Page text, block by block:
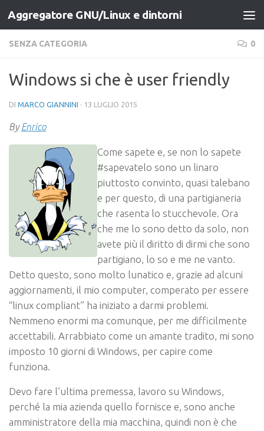
Salta al contenuto
Aggregatore GNU/Linux e dintorni
SENZA CATEGORIA 0
Windows si che è user friendly
DI MARCO GIANNINI · 13 LUGLIO 2015
ByEnrico
Come sapete e, se non lo sapete
#sapevatelo sono un linaro
piuttosto convinto, quasi talebano
e per questo, di una partigianeria
che rasenta lo stucchevole. Ora
che me lo sono detto da solo, non
avete più il diritto di dirmi che sono
partigiano, lo so e me ne vanto.
Detto questo, sono molto lunatico e, grazie ad alcuni
aggiornamenti, il mio computer, comperato per essere
“linux compliant” ha iniziato a darmi problemi.
Nemmeno enormi ma comunque, per me difficilmente
accettabili. Arrabbiato come un amante tradito, mi sono
imposto 10 giorni di Windows, per capire come
funziona.
Devo fare l’ultima premessa, lavoro su Windows,
perché la mia azienda quello fornisce e, sono anche
amministratore della mia macchina, quindi non è che